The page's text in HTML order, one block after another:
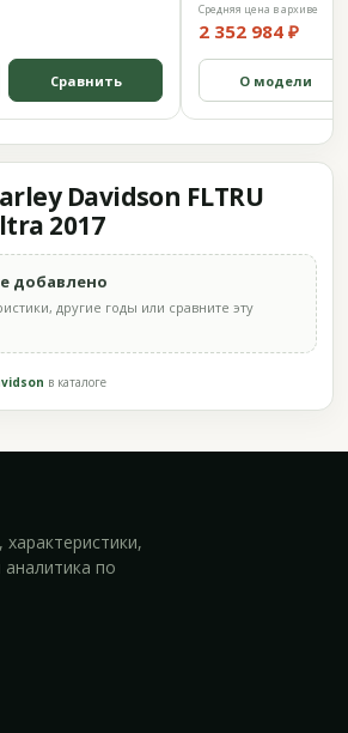
Сравнить
Средняя цена в архиве
2 352 984 ₽
О модели
Davidson FLTRU
2017
добавлено
другие годы или сравните эту
в каталоге
по